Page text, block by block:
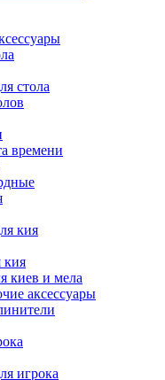
стола
времени
кия
кия
киев и мела
аксессуары
игрока